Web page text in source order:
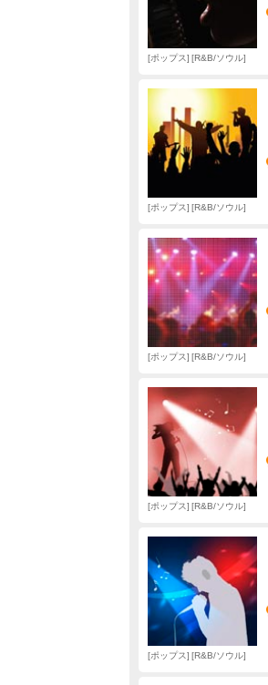
ポップス R&B/ソウル
ポップス R&B/ソウル
ポップス R&B/ソウル
ポップス R&B/ソウル
ポップス R&B/ソウル